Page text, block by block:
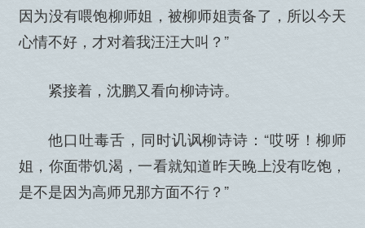
因为没有喂饱柳师姐，被柳师姐责备了，所以今天
心情不好，才对着我汪汪大叫？”
紧接着，沈鹏又看向柳诗诗。
他口吐毒舌，同时讥讽柳诗诗：“哎呀！柳师
姐，你面带饥渴，一看就知道昨天晚上没有吃饱，
是不是因为高师兄那方面不行？”